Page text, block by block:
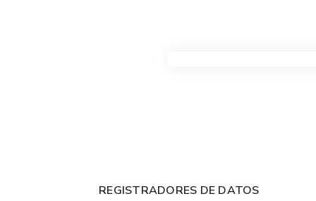
REGISTRADORES DE DATOS